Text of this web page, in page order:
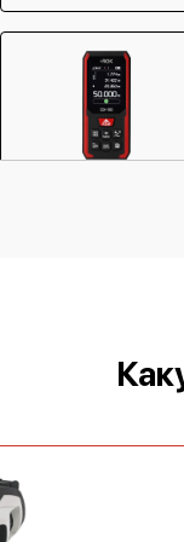
RGK D40